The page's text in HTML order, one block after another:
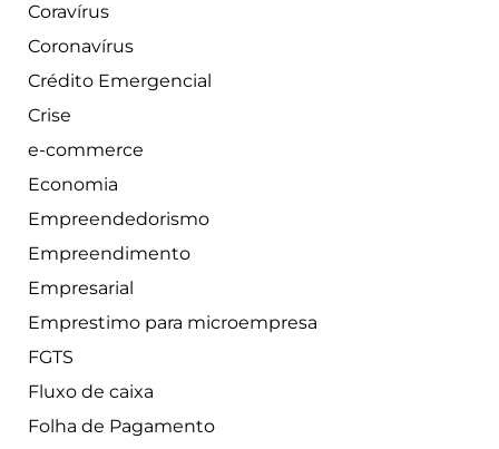
Coravírus
Coronavírus
Crédito Emergencial
Crise
e-commerce
Economia
Empreendedorismo
Empreendimento
Empresarial
Emprestimo para microempresa
FGTS
Fluxo de caixa
Folha de Pagamento